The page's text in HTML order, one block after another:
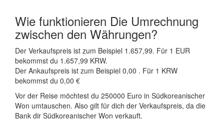
Wie funktionieren Die Umrechnung
zwischen den Währungen?
Der Verkaufspreis ist zum Beispiel 1.657,99. Für 1 EUR
bekommst du 1.657,99 KRW.
Der Ankaufspreis ist zum Beispiel 0,00 . Für 1 KRW
bekommst du 0,00 €
Vor der Reise möchtest du 250000 Euro in Südkoreanischer
Won umtauschen. Also gilt für dich der Verkaufspreis, da die
Bank dir Südkoreanischer Won verkauft.